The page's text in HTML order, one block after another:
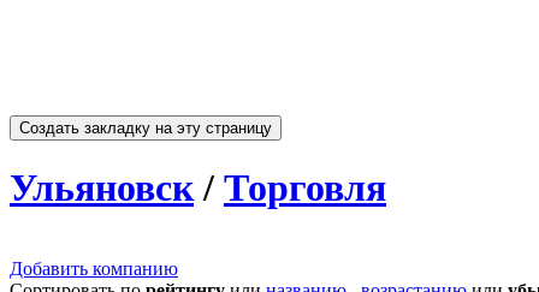
Ульяновск/ Торговля
Добавить компанию